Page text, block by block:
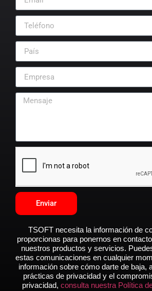
Enviar
TSOFT necesita la información de
proporcionas para ponernos en
nuestros productos y servicios.
estas comunicaciones en cualquier
información sobre cómo darte de baja,
prácticas de privacidad y el
privacidad, consulta nuestra Política